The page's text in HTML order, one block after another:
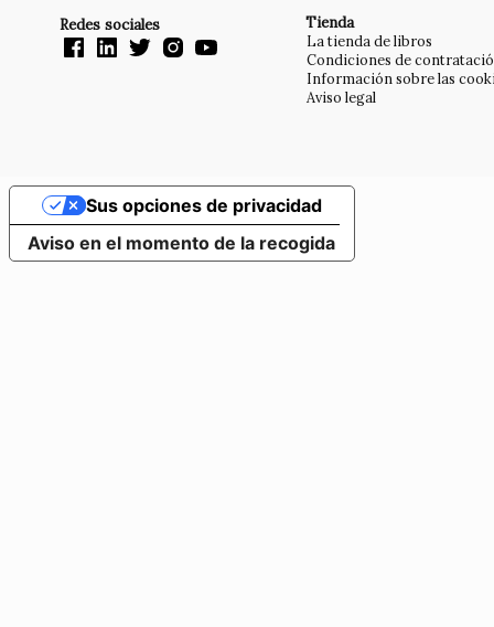
Redes sociales Tienda
La tienda de libros
Condiciones de
Información sobre las
Aviso legal
Aviso en el momento de la recogida
Sus opciones de privacidad